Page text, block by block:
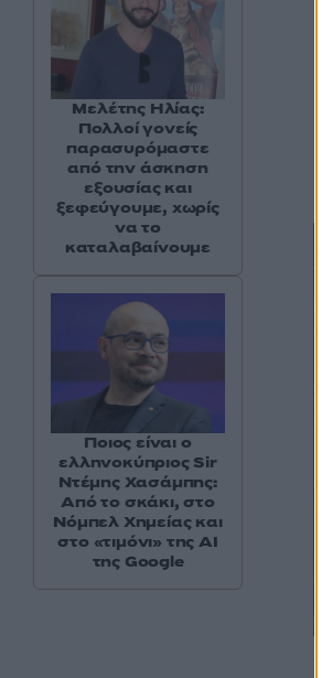
Μελέτης Ηλίας:
Πολλοί γονείς
παρασυρόμαστε
από την άσκηση
εξουσίας και
ξεφεύγουμε, χωρίς
να το
καταλαβαίνουμε
Ποιος είναι ο
ελληνοκύπριος Sir
Ντέμης Χασάμπης:
Από το σκάκι, στο
Νόμπελ Χημείας και
στο «τιμόνι» της AI
της Google